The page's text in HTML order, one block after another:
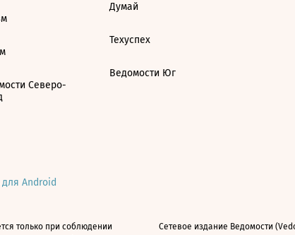
Северо-
Думай
Техуспех
Ведомости Юг
для Android
только при соблюдении
Сетевое издание Ведомости